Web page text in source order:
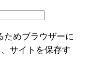
ためブラウザーに
サイトを保存す